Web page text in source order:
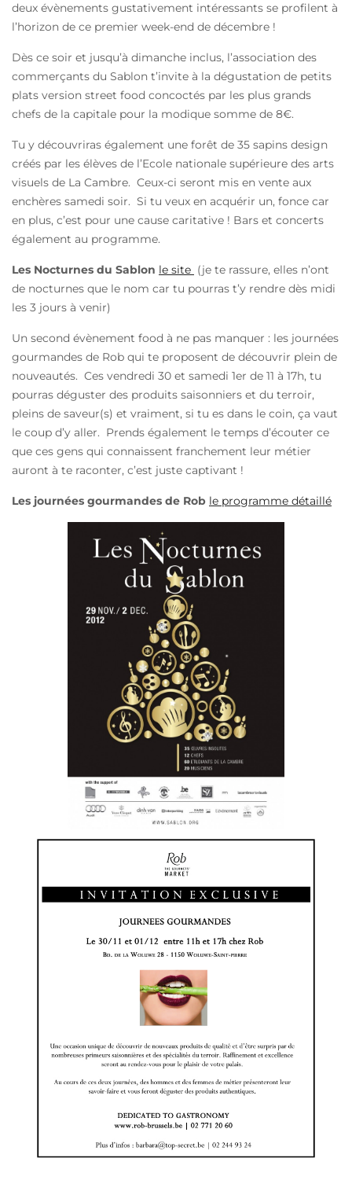
deux évènements gustativement intéressants se profilent à
l’horizon de ce premier week-end de décembre !
Dès ce soir et jusqu’à dimanche inclus, l’association des
commerçants du Sablon t’invite à la dégustation de petits
plats version street food concoctés par les plus grands
chefs de la capitale pour la modique somme de 8€.
Tu y découvriras également une forêt de 35 sapins design
créés par les élèves de l’Ecole nationale supérieure des arts
visuels de La Cambre. Ceux-ci seront mis en vente aux
enchères samedi soir. Si tu veux en acquérir un, fonce car
en plus, c’est pour une cause caritative ! Bars et concerts
également au programme.
Les Nocturnes du Sablon le site (je te rassure, elles n’ont
de nocturnes que le nom car tu pourras t’y rendre dès midi
les 3 jours à venir)
Un second évènement food à ne pas manquer : les journées
gourmandes de Rob qui te proposent de découvrir plein de
nouveautés. Ces vendredi 30 et samedi 1er de 11 à 17h, tu
pourras déguster des produits saisonniers et du terroir,
pleins de saveur(s) et vraiment, si tu es dans le coin, ça vaut
le coup d’y aller. Prends également le temps d’écouter ce
que ces gens qui connaissent franchement leur métier
auront à te raconter, c’est juste captivant !
Les journées gourmandes de Rob le programme détaillé